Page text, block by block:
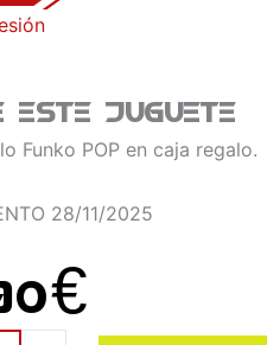
este juguete
Funko POP en caja regalo.
28/11/2025
€